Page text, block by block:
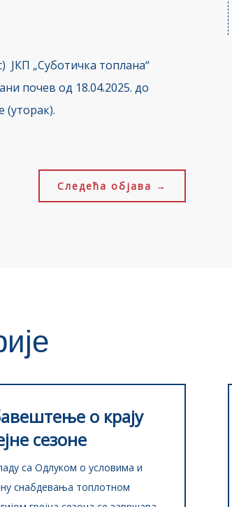
ЈКП „Суботичка топлана“
почев од 18.04.2025. до
(уторак).
Следећа објава →
о крају
сезоне
са Одлуком о условима и
снабдевања топлотном